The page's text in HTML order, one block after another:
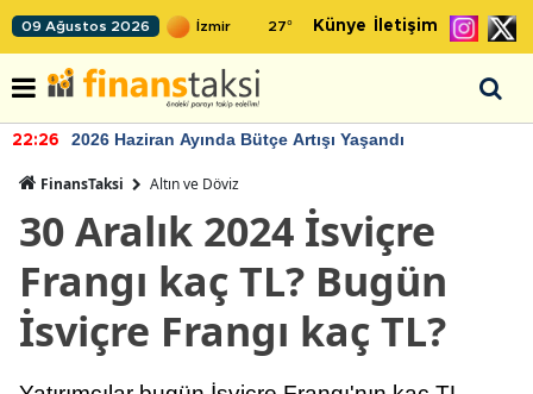
09 Ağustos 2026 27° Künye İletişim
22:26 2026 Haziran Ayında Bütçe Artışı Yaşandı
FinansTaksi Altın ve Döviz
30 Aralık 2024 İsviçre
Frangı kaç TL? Bugün
İsviçre Frangı kaç TL?